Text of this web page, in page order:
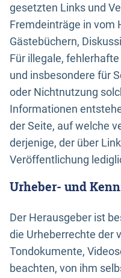
gesetzten Links und
Fremdeinträge in vom
Gästebüchern,
Für illegale,
und insbesondere für
oder Nichtnutzung
Informationen
der Seite, auf welche
derjenige, der über
Veröffentlichung
Urheber- und
Der Herausgeber ist
die Urheberrechte der
Tondokumente,
beachten, von ihm